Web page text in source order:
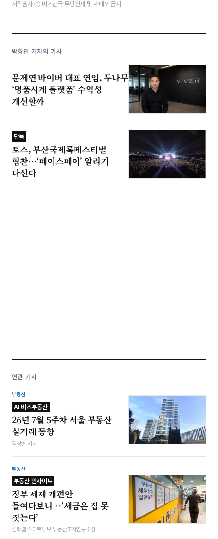
저작권자 ⓒ 비즈한국 무단전재 및 재배포 금지
박형민 기자의 기사
문제연 바이버 대표 연임, 두나무
‘명품시계 플랫폼’ 수익성
개선할까
단독
토스, 부산국제록페스티벌
협찬…‘페이스페이’ 알리기
나선다
연관 기사
부동산
AI 비즈부동산
26년 7월 5주차 서울 부동산
실거래 동향
김상연 기자
부동산
부동산 인사이트
정부 세제 개편안
들여다보니…‘세금은 집 못
짓는다’
김학렬 스마트튜브 부동산조사연구소장